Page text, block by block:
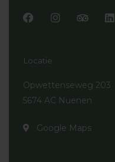
F
b
o
k
I
r
a
m
T
v
i
s
r
L
i
n
Locatie
Opwettenseweg 203
5674 AC Nuenen
Google Maps